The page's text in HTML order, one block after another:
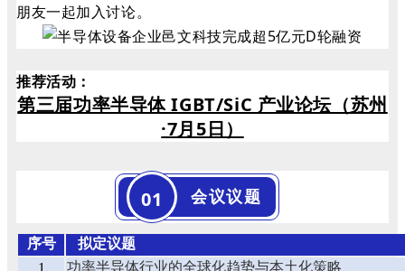
朋友一起加入讨论。
推荐活动 ：
第三届功率半导体 IGBT/SiC 产业论坛（苏州
·7月5日）
01 会议议题
序号
拟定议题
1
功率半导体行业的全球化趋势与本土化策略